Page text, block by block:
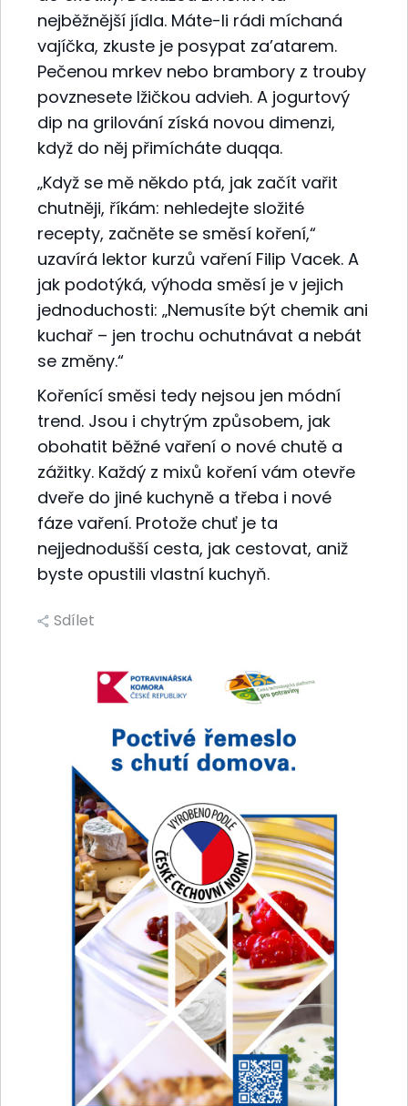
nejběžnější jídla. Máte-li rádi míchaná
vajíčka, zkuste je posypat za’atarem.
Pečenou mrkev nebo brambory z trouby
povznesete lžičkou advieh. A jogurtový
dip na grilování získá novou dimenzi,
když do něj přimícháte duqqa.
„Když se mě někdo ptá, jak začít vařit
chutněji, říkám: nehledejte složité
recepty, začněte se směsí koření,“
uzavírá lektor kurzů vaření Filip Vacek. A
jak podotýká, výhoda směsí je v jejich
jednoduchosti: „Nemusíte být chemik ani
kuchař – jen trochu ochutnávat a nebát
se změny.“
Kořenící směsi tedy nejsou jen módní
trend. Jsou i chytrým způsobem, jak
obohatit běžné vaření o nové chutě a
zážitky. Každý z mixů koření vám otevře
dveře do jiné kuchyně a třeba i nové
fáze vaření. Protože chuť je ta
nejjednodušší cesta, jak cestovat, aniž
byste opustili vlastní kuchyň.
Sdílet